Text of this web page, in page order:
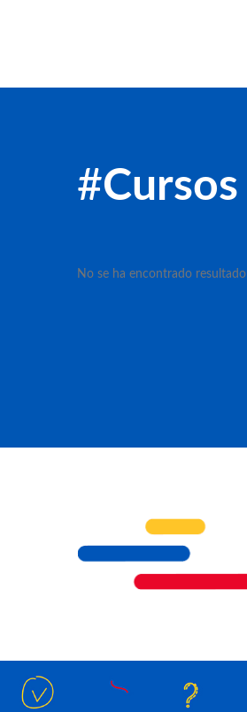
#Cursos
No se ha encontrado resultado